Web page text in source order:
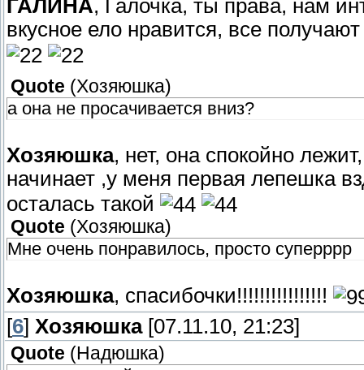
ГАЛИНА, Галочка, ты права, нам
вкусное ело нравится, все
Quote (Хозяюшка)
а она не просачивается вниз?
Хозяюшка, нет, она спокойно
начинает ,у меня первая лепешка
осталась такой
Quote (Хозяюшка)
Мне очень понравилось, просто суперррр
Хозяюшка, спасибочки!!!!!!!!!!!!!!!!
[6] Хозяюшка[07.11.10, 21:23]
Quote ( Надюшка)